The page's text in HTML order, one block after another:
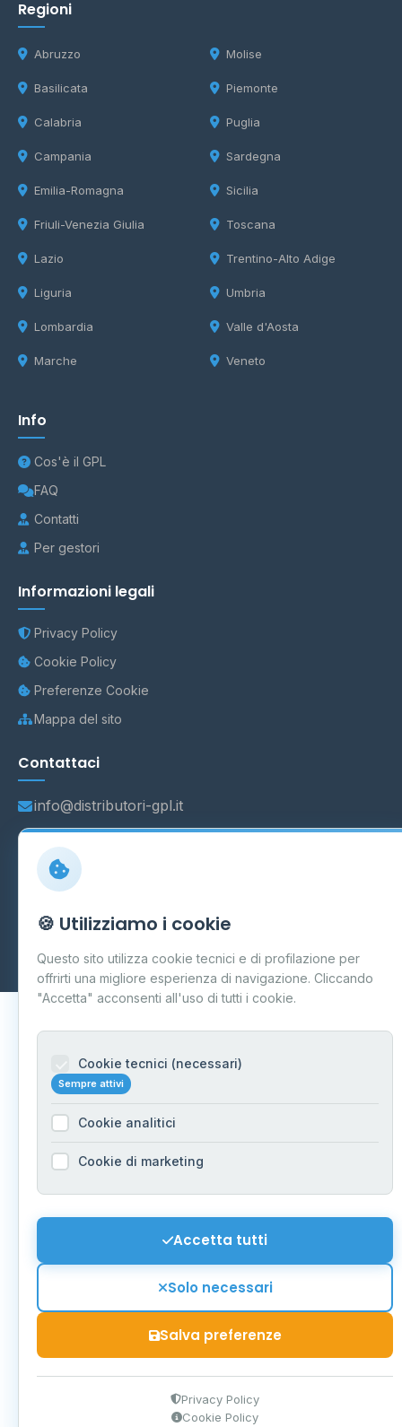
Regioni
Abruzzo
Basilicata
Calabria
Campania
Emilia-Romagna
Friuli-Venezia Giulia
Lazio
Liguria
Lombardia
Marche
Molise
Piemonte
Puglia
Sardegna
Sicilia
Toscana
Trentino-Alto Adige
Umbria
Valle d'Aosta
Veneto
Info
Cos'è il GPL
FAQ
Contatti
Per gestori
Informazioni legali
Privacy Policy
Cookie Policy
Preferenze Cookie
Mappa del sito
Contattaci
info@distributori-gpl.it
Carpi P.IVA 03859300364
Aggiornamento quotidiano
🍪 Utilizziamo i cookie
Questo sito utilizza cookie tecnici e di profilazione per
offrirti una migliore esperienza di navigazione. Cliccando
"Accetta" acconsenti all'uso di tutti i cookie.
Cookie tecnici (necessari)
Sempre attivi
Cookie analitici
Cookie di marketing
Accetta tutti
Solo necessari
Salva preferenze
Privacy Policy
Cookie Policy